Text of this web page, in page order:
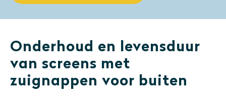
Onderhoud en levensduur
van screens met
zuignappen voor buiten